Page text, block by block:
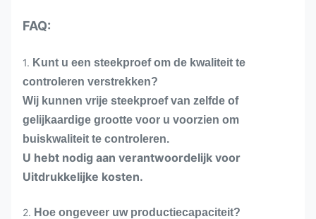
FAQ:
1. Kunt u een steekproef om de kwaliteit te
controleren verstrekken?
Wij kunnen vrije steekproef van zelfde of
gelijkaardige grootte voor u voorzien om
buiskwaliteit te controleren.
U hebt nodig aan verantwoordelijk voor
Uitdrukkelijke kosten.
2. Hoe ongeveer uw productiecapaciteit?